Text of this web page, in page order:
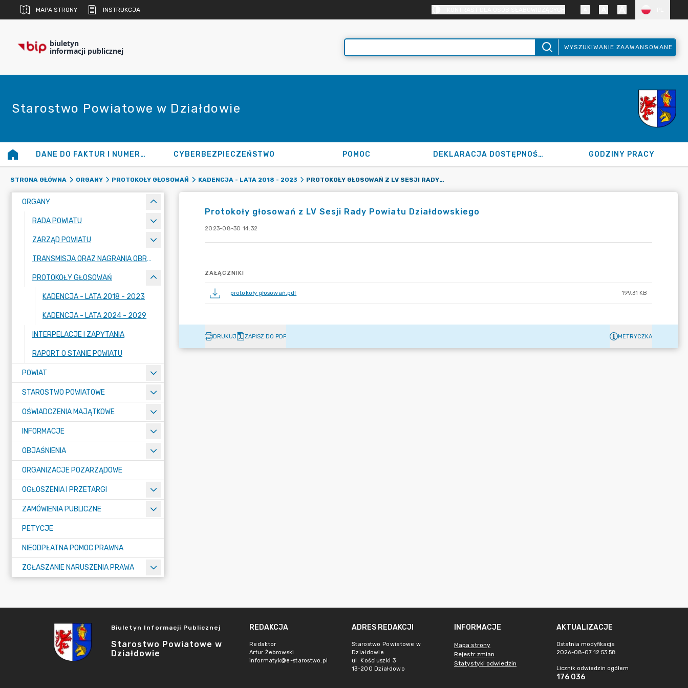
MAPA STRONY INSTRUKCJA
biuletyn
informacji publicznej WYSZUKIWANIE ZAAWANSOWANE
Starostwo Powiatowe w Działdowie
DANE DO FAKTUR I NUMERY KONT CYBERBEZPIECZEŃSTWO POMOC DEKLARACJA DOSTĘPNOŚCI GODZINY PRACY
STRONA GŁÓWNA ORGANY PROTOKOŁY GŁOSOWAŃ KADENCJA - LATA 2018 - 2023 PROTOKOŁY GŁOSOWAŃ Z LV SESJI RADY POWIATU DZIAŁDOWSKIEGO
ORGANY
RADA POWIATU
ZARZĄD POWIATU
TRANSMISJA ORAZ NAGRANIA OBRAD SESJI
PROTOKOŁY GŁOSOWAŃ
KADENCJA - LATA 2018 - 2023
KADENCJA - LATA 2024 - 2029
INTERPELACJE I ZAPYTANIA
RAPORT O STANIE POWIATU
POWIAT
STAROSTWO POWIATOWE
OŚWIADCZENIA MAJĄTKOWE
INFORMACJE
OBJAŚNIENIA
ORGANIZACJE POZARZĄDOWE
OGŁOSZENIA I PRZETARGI
ZAMÓWIENIA PUBLICZNE
PETYCJE
NIEODPŁATNA POMOC PRAWNA
ZGŁASZANIE NARUSZENIA PRAWA
Protokoły głosowań z LV Sesji Rady Powiatu Działdowskiego
2023-08-30 14:32
ZAŁĄCZNIKI
protokoły głosowań.pdf 199.31 KB
DRUKUJ ZAPISZ DO PDF METRYCZKA
Biuletyn Informacji Publicznej
Starostwo Powiatowe w
Działdowie
REDAKCJA
Redaktor
Artur Żebrowski
informatyk@e-starostwo.pl
ADRES REDAKCJI
Starostwo Powiatowe w
Działdowie
ul. Kościuszki 3
13-200 Działdowo
INFORMACJE
Mapa strony
Rejestr zmian
Statystyki odwiedzin
AKTUALIZACJE
Ostatnia modyfikacja
2026-08-07 12:53:58
Licznik odwiedzin ogółem
176 036